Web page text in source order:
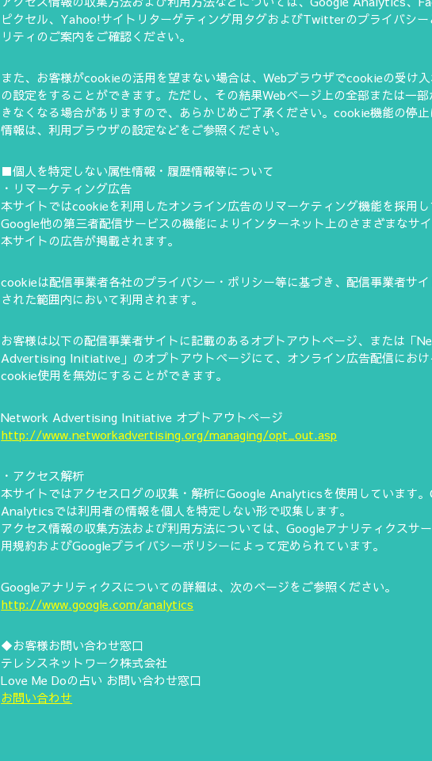
ピクセル、Yahoo!サイトリターゲティング用タグおよびTwitterのプライバシー
リティのご案内をご確認ください。
また、お客様がcookieの活用を望まない場合は、Webブラウザでcookieの受け
の設定をすることができます。ただし、その結果Webページ上の全部または一
きなくなる場合がありますので、あらかじめご了承ください。cookie機能の停止
情報は、利用ブラウザの設定などをご参照ください。
■個人を特定しない属性情報・履歴情報等について
・リマーケティング広告
本サイトではcookieを利用したオンライン広告のリマーケティング機能を採用し
Google他の第三者配信サービスの機能によりインターネット上のさまざまなサイ
本サイトの広告が掲載されます。
cookieは配信事業者各社のプライバシー・ポリシー等に基づき、配信事業者サ
された範囲内において利用されます。
お客様は以下の配信事業者サイトに記載のあるオプトアウトページ、または「
Advertising Initiative」のオプトアウトページにて、オンライン広告配信におけ
cookie使用を無効にすることができます。
Network Advertising Initiative オプトアウトページ
http://www.networkadvertising.org/managing/opt_out.asp
・アクセス解析
本サイトではアクセスログの収集・解析にGoogle Analyticsを使用しています
Analyticsでは利用者の情報を個人を特定しない形で収集します。
アクセス情報の収集方法および利用方法については、Googleアナリティクスサ
用規約およびGoogleプライバシーポリシーによって定められています。
Googleアナリティクスについての詳細は、次のページをご参照ください。
http://www.google.com/analytics
◆お客様お問い合わせ窓口
テレシスネットワーク株式会社
Love Me Doの占い お問い合わせ窓口
お問い合わせ